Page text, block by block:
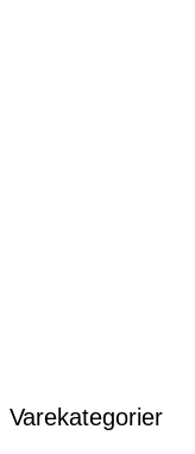
Varekategorier